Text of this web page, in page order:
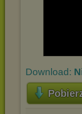
Download: